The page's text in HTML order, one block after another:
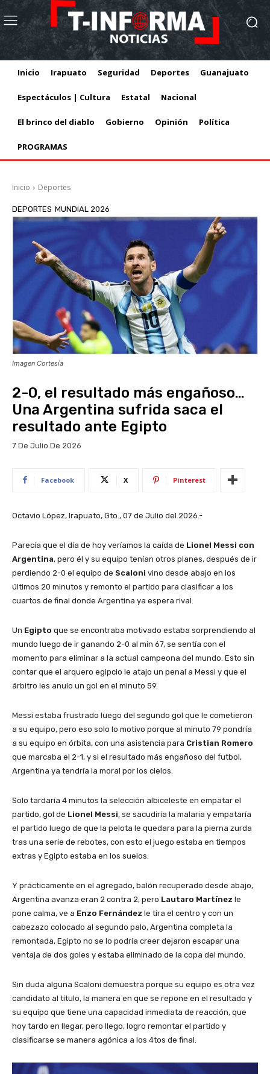
Inicio Irapuato Seguridad Deportes Guanajuato
Espectáculos | Cultura Estatal Nacional
El brinco del diablo Gobierno Opinión Política
PROGRAMAS
Inicio Deportes
DEPORTES MUNDIAL 2026
Imagen Cortesía
2-0, el resultado más engañoso…
Una Argentina sufrida saca el
resultado ante Egipto
7 De Julio De 2026
Facebook X Pinterest
Octavio López, Irapuato, Gto., 07 de Julio del 2026.-
Parecía que el día de hoy veríamos la caída de Lionel Messi con
Argentina, pero él y su equipo tenían otros planes, después de ir
perdiendo 2-0 el equipo de Scaloni vino desde abajo en los
últimos 20 minutos y remonto el partido para clasificar a los
cuartos de final donde Argentina ya espera rival.
Un Egipto que se encontraba motivado estaba sorprendiendo al
mundo luego de ir ganando 2-0 al min 67, se sentía con el
momento para eliminar a la actual campeona del mundo. Esto sin
contar que el arquero egipcio le atajo un penal a Messi y que el
árbitro les anulo un gol en el minuto 59.
Messi estaba frustrado luego del segundo gol que le cometieron
a su equipo, pero eso solo lo motivo porque al minuto 79 pondría
a su equipo en órbita, con una asistencia para Cristian Romero
que marcaba el 2-1, y si el resultado más engañoso del futbol,
Argentina ya tendría la moral por los cielos.
Solo tardaría 4 minutos la selección albiceleste en empatar el
partido, gol de Lionel Messi, se sacudiría la malaria y empataría
el partido luego de que la pelota le quedara para la pierna zurda
tras una serie de rebotes, con esto el juego estaba en tiempos
extras y Egipto estaba en los suelos.
Y prácticamente en el agregado, balón recuperado desde abajo,
Argentina avanza eran 2 contra 2, pero Lautaro Martínez le
pone calma, ve a Enzo Fernández le tira el centro y con un
cabezazo colocado al segundo palo, Argentina completa la
remontada, Egipto no se lo podría creer dejaron escapar una
ventaja de dos goles y estaba eliminado de la copa del mundo.
Sin duda alguna Scaloni demuestra porque su equipo es otra vez
candidato al título, la manera en que se repone en el resultado y
su equipo que tiene una capacidad inmediata de reacción, que
hoy tardo en llegar, pero llego, logro remontar el partido y
clasificarse se manera agónica a los 4tos de final.